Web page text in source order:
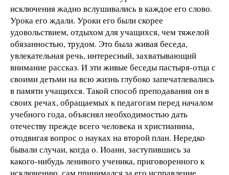
исключения жадно вслушивались в каждое его слово.
Урока его ждали. Уроки его были скорее
удовольствием, отдыхом для учащихся, чем тяжелой
обязанностью, трудом. Это была живая беседа,
увлекательная речь, интересный, захватывающий
внимание рассказ. И эти живые беседы пастыря-отца с
своими детьми на всю жизнь глубоко запечатлевались
в памяти учащихся. Такой способ преподавания он в
своих речах, обращаемых к педагогам перед началом
учебного года, объяснял необходимостью дать
отечеству прежде всего человека и христианина,
отодвигая вопрос о науках на второй план. Нередко
бывали случаи, когда о. Иоанн, заступившись за
какого-нибудь ленивого ученика, приговоренного к
исключению, сам принимался за его исправление.